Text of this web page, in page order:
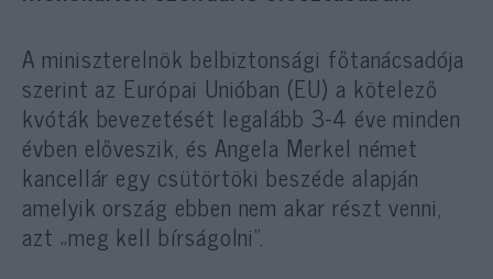
A miniszterelnök belbiztonsági főtanácsadója
szerint az Európai Unióban (EU) a kötelező
kvóták bevezetését legalább 3-4 éve minden
évben előveszik, és Angela Merkel német
kancellár egy csütörtöki beszéde alapján
amelyik ország ebben nem akar részt venni,
azt „meg kell bírságolni”.